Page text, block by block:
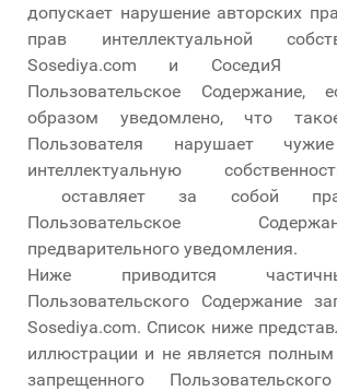
допускает нарушение авторских
прав интеллектуальной
Sosediya.com и СоседиЯ
Пользовательское Содержание,
образом уведомлено, что
Пользователя нарушает
интеллектуальную
оставляет за собой
Пользовательское
предварительного уведомления.
Ниже приводится
Пользовательского Содержание
Sosediya.com. Список ниже
иллюстрации и не является
запрещенного